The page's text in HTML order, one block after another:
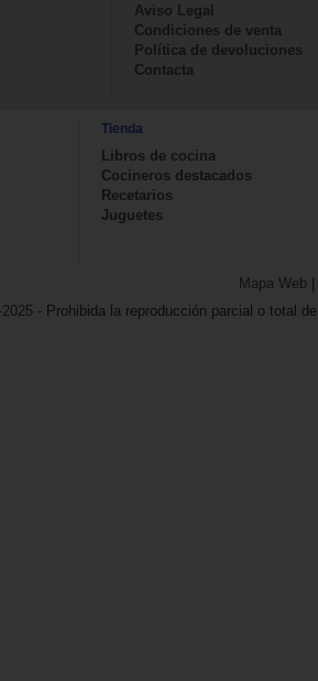
Aviso Legal
Condiciones de venta
Política de devoluciones
Contacta
Tienda
Libros de cocina
Cocineros destacados
Recetarios
Juguetes
Mapa Web |
- Prohibida la reproducción parcial o total